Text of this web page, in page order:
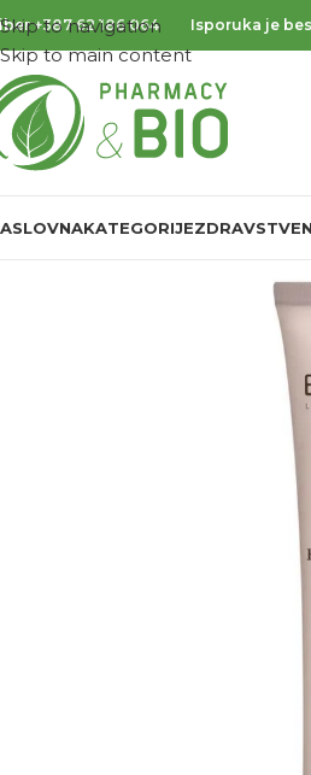
Skip to navigation
Skip to main content
+387 62 186 064 Isporuka je
KATEGORIJE